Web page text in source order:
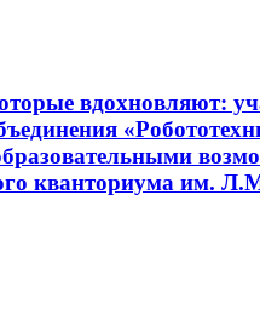
вдохновляют:
кванториума им.